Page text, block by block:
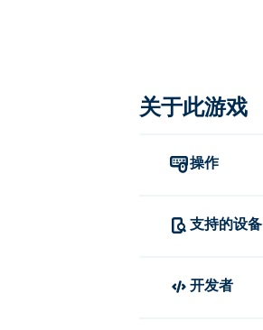
关于此游戏
操作
支持的设备
开发者